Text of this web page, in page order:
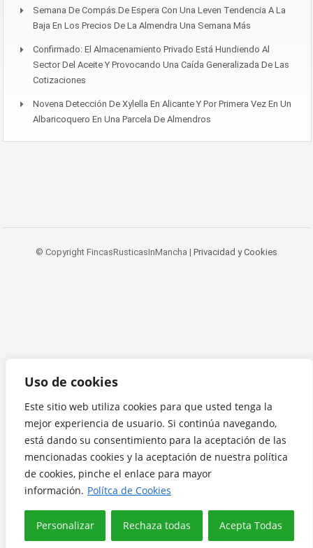
Uso de cookies
Este sitio web utiliza cookies para que usted tenga la
mejor experiencia de usuario. Si continúa navegando,
está dando su consentimiento para la aceptación de las
mencionadas cookies y la aceptación de nuestra política
de cookies, pinche el enlace para mayor
información. Polítca de Cookies
Personalizar Rechaza todas Acepta Todas
Semana De Compás De Espera Con Una Leven Tendencia A La
Baja En Los Precios De La Almendra Una Semana Más
Confirmado: El Almacenamiento Privado Está Hundiendo Al
Sector Del Aceite Y Provocando Una Caída Generalizada De Las
Cotizaciones
Novena Detección De Xylella En Alicante Y Por Primera Vez En Un
Albaricoquero En Una Parcela De Almendros
© Copyright FincasRusticasInMancha | Privacidad y Cookies